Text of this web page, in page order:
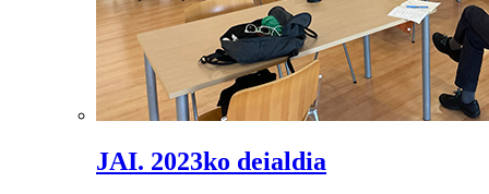
JAI. 2023ko deialdia